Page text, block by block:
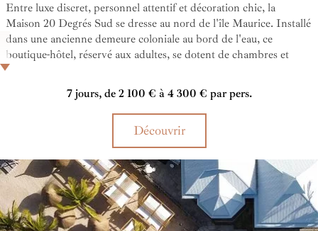
Entre luxe discret, personnel attentif et décoration chic, la
Maison 20 Degrés Sud se dresse au nord de l'île Maurice. Installé
dans une ancienne demeure coloniale au bord de l'eau, ce
boutique-hôtel, réservé aux adultes, se dotent de chambres et
suites exceptionnelles sublimées par des vues imprenables sur
l'océan Indien et l'environnement tropical de l'île Maurice.
Laissez-vous séduire par le M/S Lady Lisbeth, le plus ancien
bateau à moteur de l'île, et embarquez pour une épopée
gourmande unique. Véritable sanctuaire de tranquillité, l'hôtel
vous offre une escapade propice à la déconnexion.
7 jours, de 2 100 € à 4 300 € par pers.
Découvrir